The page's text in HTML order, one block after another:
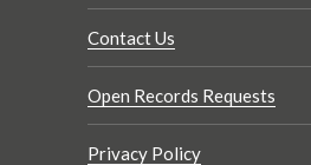
Contact Us
Open Records Requests
Privacy Policy